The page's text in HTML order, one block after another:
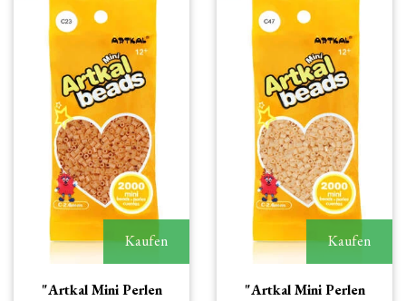
Kaufen
"Artkal Mini Perlen
Kaufen
"Artkal Mini Perlen